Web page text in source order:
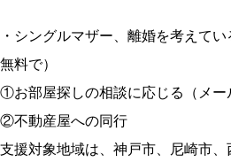
・シングルマザー、離婚を考えて
無料で）
①お部屋探しの相談に応じる（メー
②不動産屋への同行
支援対象地域は、神戸市、尼崎市、